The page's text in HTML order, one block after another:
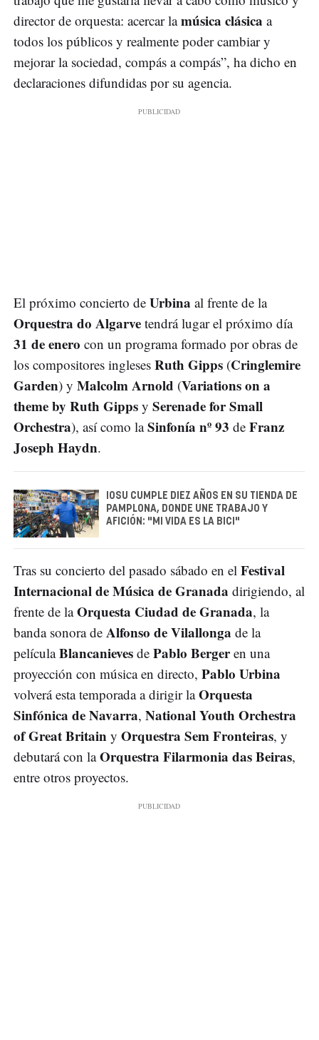
director de orquesta: acercar lamúsica clásica a
todos los públicos y realmente poder cambiar y
mejorar la sociedad, compás a compás”, ha dicho en
declaraciones difundidas por su agencia.
El próximo concierto de Urbina al frente de la
Orquestra do Algarve tendrá lugar el próximo día
31 de enero con un programa formado por obras de
los compositores ingleses Ruth Gipps (Cringlemire
Garden) y Malcolm Arnold (Variations on a
theme by Ruth Gipps y Serenade for Small
Orchestra), así como laSinfonía nº 93 de Franz
Joseph Haydn.
IOSU CUMPLE DIEZ AÑOS EN SU TIENDA DE
PAMPLONA, DONDE UNE TRABAJO Y
AFICIÓN: "MI VIDA ES LA BICI"
Tras su concierto del pasado sábado en el Festival
Internacional de Música de Granada dirigiendo, al
frente de laOrquesta Ciudad de Granada, la
banda sonora de Alfonso de Vilallonga de la
películaBlancanieves de Pablo Bergeren una
proyección con música en directo, Pablo Urbina
volverá esta temporada a dirigir laOrquesta
Sinfónica de Navarra, National Youth Orchestra
of Great Britain y Orquestra Sem Fronteiras, y
debutará con laOrquestra Filarmonia das Beiras,
entre otros proyectos.